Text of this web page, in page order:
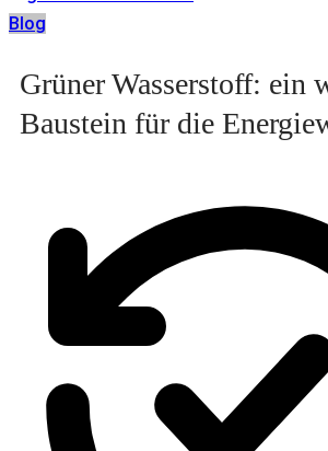
Blog
Grüner Wasserstoff: ein
Baustein für die